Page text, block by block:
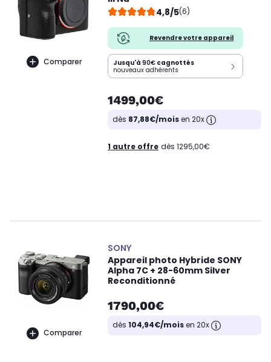
Comparer
4,8/5(6)
Revendre votre appareil
Jusqu'à 90€ cagnottés
nouveaux adhérents
1499,00€
dès 87,88€/moisen 20x
1 autre offre dès 1295,00€
Comparer
SONY
Appareil photo Hybride SONY
Alpha 7C + 28-60mm Silver
Reconditionné
1790,00€
dès 104,94€/moisen 20x